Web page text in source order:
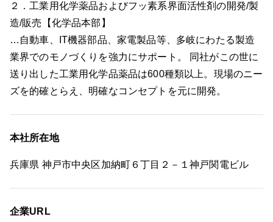
２．工業用化学薬品およびフッ素系界面活性剤の開発/製
造/販売【化学品本部】
…自動車、IT機器部品、家電製品等、多岐にわたる製造
業界でのモノづくりを強力にサポート。 同社がこの世に
送り出した工業用化学品薬品は600種類以上。現場のニー
ズを的確とらえ、明確なコンセプトを元に開発。
本社所在地
兵庫県 神戸市中央区加納町６丁目２－１神戸関電ビル
企業URL